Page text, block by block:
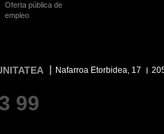
Oferta pública de
empleo
Nafarroa Etorbidea, 17
99